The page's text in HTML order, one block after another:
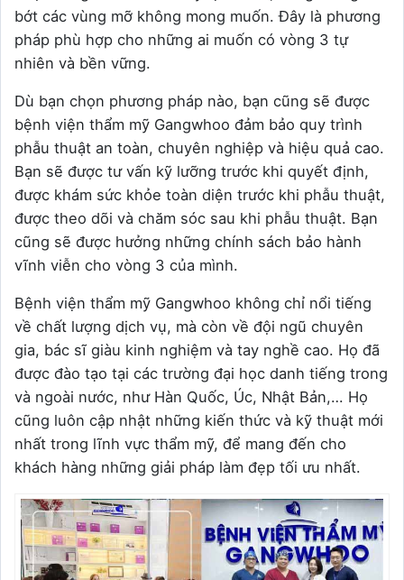
bớt các vùng mỡ không mong muốn. Đây là phương
pháp phù hợp cho những ai muốn có vòng 3 tự
nhiên và bền vững.
Dù bạn chọn phương pháp nào, bạn cũng sẽ được
bệnh viện thẩm mỹ Gangwhoo đảm bảo quy trình
phẫu thuật an toàn, chuyên nghiệp và hiệu quả cao.
Bạn sẽ được tư vấn kỹ lưỡng trước khi quyết định,
được khám sức khỏe toàn diện trước khi phẫu thuật,
được theo dõi và chăm sóc sau khi phẫu thuật. Bạn
cũng sẽ được hưởng những chính sách bảo hành
vĩnh viễn cho vòng 3 của mình.
Bệnh viện thẩm mỹ Gangwhoo không chỉ nổi tiếng
về chất lượng dịch vụ, mà còn về đội ngũ chuyên
gia, bác sĩ giàu kinh nghiệm và tay nghề cao. Họ đã
được đào tạo tại các trường đại học danh tiếng trong
và ngoài nước, như Hàn Quốc, Úc, Nhật Bản,… Họ
cũng luôn cập nhật những kiến thức và kỹ thuật mới
nhất trong lĩnh vực thẩm mỹ, để mang đến cho
khách hàng những giải pháp làm đẹp tối ưu nhất.